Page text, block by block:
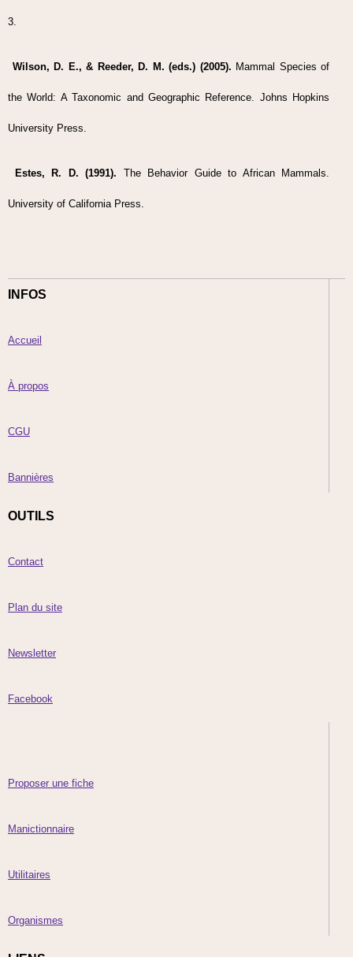
3.
Wilson, D. E., & Reeder, D. M. (eds.) (2005). Mammal Species of
the World: A Taxonomic and Geographic Reference. Johns Hopkins
University Press.
Estes, R. D. (1991). The Behavior Guide to African Mammals.
University of California Press.
INFOS
Accueil
À propos
CGU
Bannières
OUTILS
Contact
Plan du site
Newsletter
Facebook
Proposer une fiche
Manictionnaire
Utilitaires
Organismes